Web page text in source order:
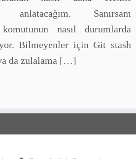
anlatacağım. Sanırsam
nasıl durumlarda
Bilmeyenler için Git stash
da zulalama […]